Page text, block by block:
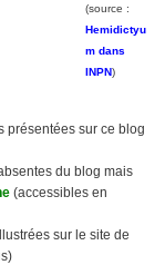
(source :
Hemidictyu
m dans
INPN)
présentées sur ce blog
du blog mais
(accessibles en
sur le site de